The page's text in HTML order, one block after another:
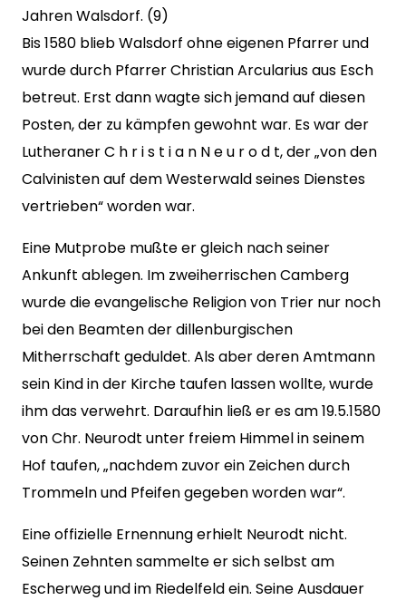
Jahren Walsdorf. (9)
Bis 1580 blieb Walsdorf ohne eigenen Pfarrer und
wurde durch Pfarrer Christian Arcularius aus Esch
betreut. Erst dann wagte sich jemand auf diesen
Posten, der zu kämpfen gewohnt war. Es war der
Lutheraner C h r i s t i a n N e u r o d t, der „von den
Calvinisten auf dem Westerwald seines Dienstes
vertrieben“ worden war.
Eine Mutprobe mußte er gleich nach seiner
Ankunft ablegen. Im zweiherrischen Camberg
wurde die evangelische Religion von Trier nur noch
bei den Beamten der dillenburgischen
Mitherrschaft geduldet. Als aber deren Amtmann
sein Kind in der Kirche taufen lassen wollte, wurde
ihm das verwehrt. Daraufhin ließ er es am 19.5.1580
von Chr. Neurodt unter freiem Himmel in seinem
Hof taufen, „nachdem zuvor ein Zeichen durch
Trommeln und Pfeifen gegeben worden war“.
Eine offizielle Ernennung erhielt Neurodt nicht.
Seinen Zehnten sammelte er sich selbst am
Escherweg und im Riedelfeld ein. Seine Ausdauer